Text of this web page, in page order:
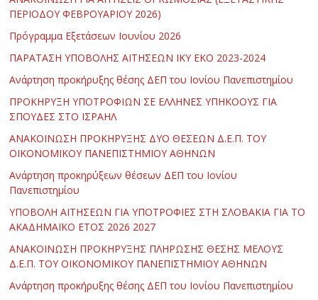
ΠΕΡΙΟΔΟΥ ΦΕΒΡΟΥΑΡΙΟΥ 2026)
Πρόγραμμα Εξετάσεων Ιουνίου 2026
ΠΑΡΑΤΑΣΗ ΥΠΟΒΟΛΗΣ ΑΙΤΗΣΕΩΝ ΙΚΥ ΕΚΟ 2023-2024
Ανάρτηση προκήρυξης θέσης ΔΕΠ του Ιονίου Πανεπιστημίου
ΠΡΟΚΗΡΥΞΗ ΥΠΟΤΡΟΦΙΩΝ ΣΕ ΕΛΛΗΝΕΣ ΥΠΗΚΟΟΥΣ ΓΙΑ
ΣΠΟΥΔΕΣ ΣΤΟ ΙΣΡΑΗΛ
ΑΝΑΚΟΙΝΩΣΗ ΠΡΟΚΗΡΥΞΗΣ ΔΥΟ ΘΕΣΕΩΝ Δ.Ε.Π. ΤΟΥ
ΟΙΚΟΝΟΜΙΚΟΥ ΠΑΝΕΠΙΣΤΗΜΙΟΥ ΑΘΗΝΩΝ
Ανάρτηση προκηρύξεων θέσεων ΔΕΠ του Ιονίου
Πανεπιστημίου
ΥΠΟΒΟΛΗ ΑΙΤΗΣΕΩΝ ΓΙΑ ΥΠΟΤΡΟΦΙΕΣ ΣΤΗ ΣΛΟΒΑΚΙΑ ΓΙΑ ΤΟ
ΑΚΑΔΗΜΑΪΚΟ ΕΤΟΣ 2026 2027
ΑΝΑΚΟΙΝΩΣΗ ΠΡΟΚΗΡΥΞΗΣ ΠΛΗΡΩΣΗΣ ΘΕΣΗΣ ΜΕΛΟΥΣ
Δ.Ε.Π. ΤΟΥ ΟΙΚΟΝΟΜΙΚΟΥ ΠΑΝΕΠΙΣΤΗΜΙΟΥ ΑΘΗΝΩΝ
Ανάρτηση προκήρυξης θέσης ΔΕΠ του Ιονίου Πανεπιστημίου